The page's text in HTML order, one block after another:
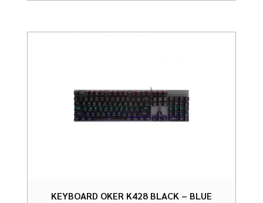
KEYBOARD OKER K428 BLACK – BLUE